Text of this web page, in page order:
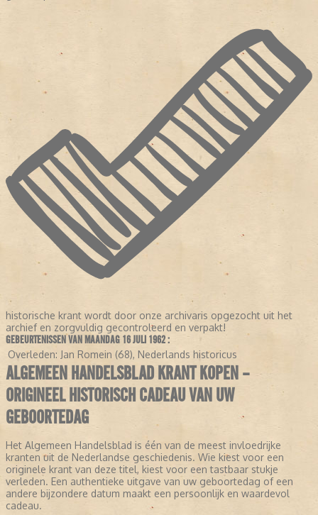
historische krant wordt door onze archivaris opgezocht uit het
archief en zorgvuldig gecontroleerd en verpakt!
GEBEURTENISSEN VAN MAANDAG 16 JULI 1962 :
Overleden: Jan Romein (68), Nederlands historicus
ALGEMEEN HANDELSBLAD KRANT KOPEN –
ORIGINEEL HISTORISCH CADEAU VAN UW
GEBOORTEDAG
Het Algemeen Handelsblad is één van de meest invloedrijke
kranten uit de Nederlandse geschiedenis. Wie kiest voor een
originele krant van deze titel, kiest voor een tastbaar stukje
verleden. Een authentieke uitgave van uw geboortedag of een
andere bijzondere datum maakt een persoonlijk en waardevol
cadeau.